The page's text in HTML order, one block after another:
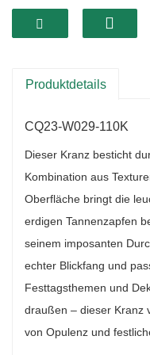
cm großer,
imposanten Größe
zieht. Dieser Kranz
roten Beeren und
alle wunderschön
einen winterlichen
Dank seiner
perfekt für große
repräsentative
eindrucksvoller
Tischdekoration,
für eine warme
Dieser aus
Produktdetails
CQ23-W029-110K
Dieser Kranz besticht
Kombination aus
Oberfläche bringt die
erdigen Tannenzapfen
seinem imposanten
echter Blickfang und
Festtagsthemen und
draußen – dieser Kranz
von Opulenz und